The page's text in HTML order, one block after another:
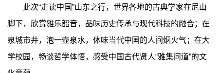
此次“走读中国”山东之行，世界各地的古典学家在尼山
脚下，欣赏雅乐韶音，品味历史传承与现代科技的融合；在
泉城市井，泡一壶泉水，体味当代中国的人间烟火气；在大
学校园，畅谈哲学体悟，感受中国古代贤人“雅集问道”的文